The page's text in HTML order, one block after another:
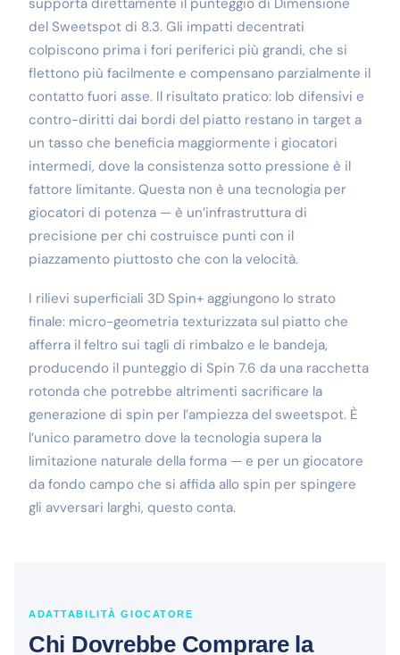
del Sweetspot di 8.3. Gli impatti decentrati
colpiscono prima i fori periferici più grandi, che si
flettono più facilmente e compensano parzialmente il
contatto fuori asse. Il risultato pratico: lob difensivi e
contro-diritti dai bordi del piatto restano in target a
un tasso che beneficia maggiormente i giocatori
intermedi, dove la consistenza sotto pressione è il
fattore limitante. Questa non è una tecnologia per
giocatori di potenza — è un’infrastruttura di
precisione per chi costruisce punti con il
piazzamento piuttosto che con la velocità.
I rilievi superficiali 3D Spin+ aggiungono lo strato
finale: micro-geometria texturizzata sul piatto che
afferra il feltro sui tagli di rimbalzo e le bandeja,
producendo il punteggio di Spin 7.6 da una racchetta
rotonda che potrebbe altrimenti sacrificare la
generazione di spin per l’ampiezza del sweetspot. È
l’unico parametro dove la tecnologia supera la
limitazione naturale della forma — e per un giocatore
da fondo campo che si affida allo spin per spingere
gli avversari larghi, questo conta.
ADATTABILITÀ GIOCATORE
Chi Dovrebbe Comprare la